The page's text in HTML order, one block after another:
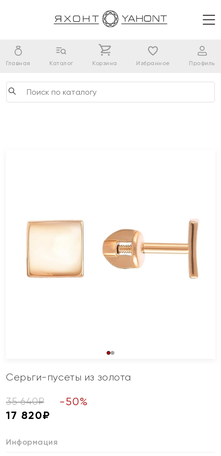
Главная Каталог Корзина Избранное Профиль
Серьги-пусеты из золота
35 640₽ -50%
17 820₽
Информация